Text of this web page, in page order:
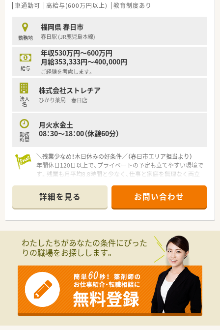
車通勤可 高給与(600万円以上) 教育制度あり
勤務地
福岡県 春日市
春日駅 (JR鹿児島本線)
給与
年収530万円～600万円
月給353,333円～400,000円
ご経験を考慮します。
法人
名
株式会社ストレチア
ひかり薬局 春日店
勤務
時間
月火水金土
08：30～18：00（休憩60分）
＼残業少なめ！木日休みの好条件／（春日市エリア担当より）
年間休日120日以上で、プライベートの予定も立てやすい環境で
す。残業も月平均8.8時間と少なく、仕事と家庭を無理なく両立
【店舗情報と応需状況について】
■JR春日駅から車で10分ほどの場所に位置しており、内科や消
化器科の処方せんを1日約60枚ほど応需している店舗です。
おり、ドクターとの関係性も良好でスムーズに業務が行えます。
■薬剤師2名体制に加えて在宅専任スタッフが在籍しており、地
域に根ざした質の高い医療サービスを提供できる環境です。
【法人特徴について】
■東証プライム上場企業である東邦ホールディングスのグルー
プ会社として、安定した経営基盤と高水準の待遇を誇っていま
す。
■東北から沖縄まで全国的に在宅医療を展開しており、長年のノ
ウハウを活かした先進的な地域医療の提供に努めている企業で
す。
詳細を見る お問い合わせ
わたしたちがあなたの条件にぴった
りの職場をお探しします。